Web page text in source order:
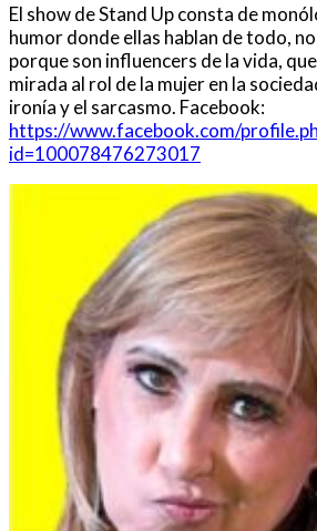
El show de Stand Up consta de
humor donde ellas hablan de todo,
porque son influencers de la vida,
mirada al rol de la mujer en la
ironía y el sarcasmo. Facebook:
https://www.facebook.com/
id=100078476273017